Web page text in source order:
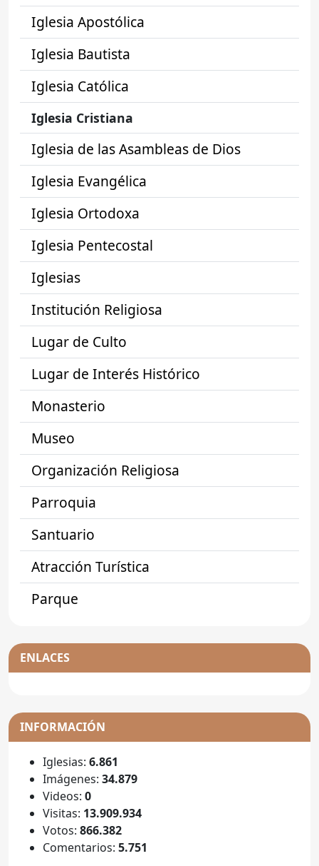
Iglesia Apostólica
Iglesia Bautista
Iglesia Católica
Iglesia Cristiana
Iglesia de las Asambleas de Dios
Iglesia Evangélica
Iglesia Ortodoxa
Iglesia Pentecostal
Iglesias
Institución Religiosa
Lugar de Culto
Lugar de Interés Histórico
Monasterio
Museo
Organización Religiosa
Parroquia
Santuario
Atracción Turística
Parque
ENLACES
INFORMACIÓN
Iglesias: 6.861
Imágenes: 34.879
Videos: 0
Visitas: 13.909.934
Votos: 866.382
Comentarios: 5.751